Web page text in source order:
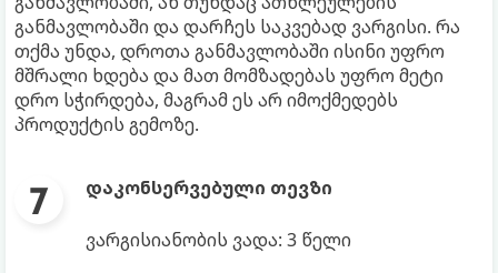
განმავლობაში და დარჩეს საკვებად ვარგისი. რა
თქმა უნდა, დროთა განმავლობაში ისინი უფრო
მშრალი ხდება და მათ მომზადებას უფრო მეტი
დრო სჭირდება, მაგრამ ეს არ იმოქმედებს
პროდუქტის გემოზე.
დაკონსერვებული თევზი
ვარგისიანობის ვადა: 3 წელი